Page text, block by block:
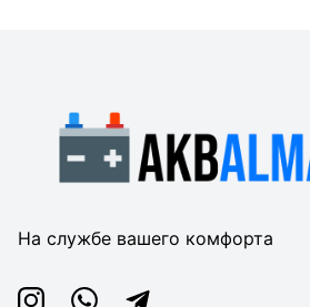
На службе вашего комфорта
InstagramWhatsappTelegram